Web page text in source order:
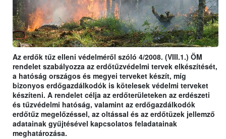
Az erdők tűz elleni védelméről szóló 4/2008. (VIII.1.) ÖM
rendelet szabályozza az erdőtűzvédelmi tervek elkészítését,
a hatóság országos és megyei terveket készít, míg
bizonyos erdőgazdálkodók is kötelesek védelmi terveket
készíteni. A rendelet célja az erdőterületeken az erdészeti
és tűzvédelmi hatóság, valamint az erdőgazdálkodók
erdőtűz megelőzéssel, az oltással és az erdőtüzek jellemző
adatainak gyűjtésével kapcsolatos feladatainak
meghatározása.